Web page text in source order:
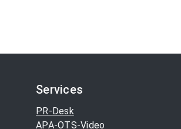
Services
PR-Desk
APA-OTS-Video